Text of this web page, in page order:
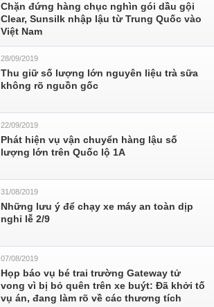
Chặn đứng hàng chục nghìn gói dầu gội
Clear, Sunsilk nhập lậu từ Trung Quốc vào
Việt Nam
28/09/2019
Thu giữ số lượng lớn nguyên liệu trà sữa
không rõ nguồn gốc
22/09/2019
Phát hiện vụ vận chuyển hàng lậu số
lượng lớn trên Quốc lộ 1A
31/08/2019
Những lưu ý để chạy xe máy an toàn dịp
nghỉ lễ 2/9
07/08/2019
Họp báo vụ bé trai trường Gateway tử
vong vì bị bỏ quên trên xe buýt: Đã khởi tố
vụ án, đang làm rõ về các thương tích